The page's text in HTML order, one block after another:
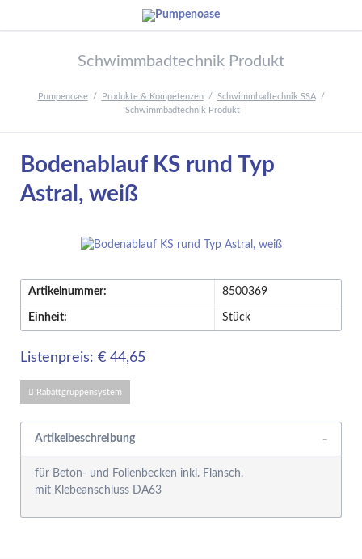
Schwimmbadtechnik Produkt
Pumpenoase Produkte & Kompetenzen
Schwimmbadtechnik SSA
Schwimmbadtechnik Produkt
Bodenablauf KS rund Typ
Astral, weiß
Artikelnummer: 8500369
Einheit: Stück
Listenpreis: € 44,65
Rabattgruppensystem
Artikelbeschreibung
für Beton- und Folienbecken inkl. Flansch.
mit Klebeanschluss DA63